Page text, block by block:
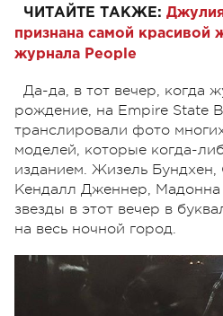
ЧИТАЙТЕ ТАКЖЕ:
признана самой красивой
журнала People
Да-да, в тот вечер, когда
рождение, на Empire State
транслировали фото
моделей, которые когда-
изданием. Жизель
Кендалл Дженнер, Мадонна
звезды в этот вечер в
на весь ночной город.